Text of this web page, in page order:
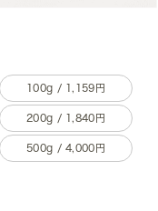
100g / 1,159円
200g / 1,840円
500g / 4,000円